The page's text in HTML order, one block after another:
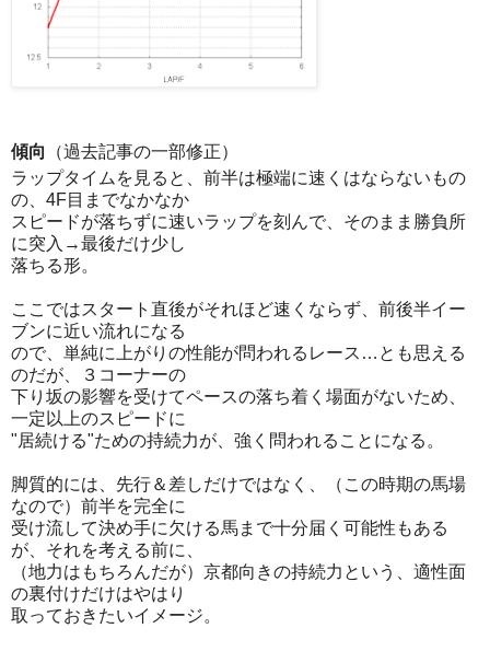
傾向
（過去記事の一部修正）
ラップタイムを見ると、前半は極端に速くはならないもの
の、4F目までなかなか
スピードが落ちずに速いラップを刻んで、そのまま勝負所
に突入→最後だけ少し
落ちる形。
ここではスタート直後がそれほど速くならず、前後半イー
ブンに近い流れになる
ので、単純に上がりの性能が問われるレース…とも思える
のだが、３コーナーの
下り坂の影響を受けてペースの落ち着く場面がないため、
一定以上のスピードに
"居続ける"ための持続力が、強く問われることになる。
脚質的には、先行＆差しだけではなく、（この時期の馬場
なので）前半を完全に
受け流して決め手に欠ける馬まで十分届く可能性もある
が、それを考える前に、
（地力はもちろんだが）京都向きの持続力という、適性面
の裏付けだけはやはり
取っておきたいイメージ。